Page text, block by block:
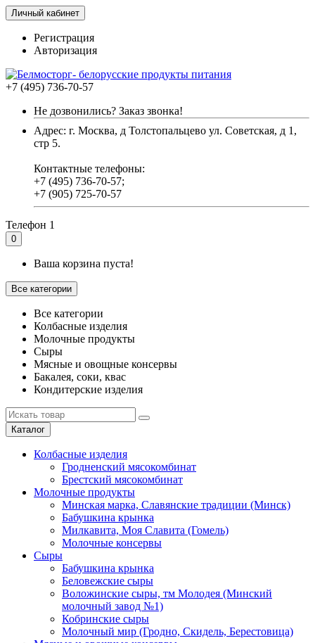
Личный кабинет
Регистрация
Авторизация
+7 (495) 736-70-57
Не дозвонились? Заказ звонка!
Адрес: г. Москва, д Толстопальцево ул. Советская, д 1,
стр 5.
Контактные телефоны:
+7 (495) 736-70-57;
+7 (905) 725-70-57
Телефон 1
0
Ваша корзина пуста!
Все категории
Все категории
Колбасные изделия
Молочные продукты
Сыры
Мясные и овощные консервы
Бакалея, соки, квас
Кондитерские изделия
Каталог
Колбасные изделия
Гродненский мясокомбинат
Брестский мясокомбинат
Молочные продукты
Минская марка, Славянские традиции (Минск)
Бабушкина крынка
Милкавита, Моя Славита (Гомель)
Молочные консервы
Сыры
Бабушкина крынка
Беловежские сыры
Воложинские сыры, тм Молодея (Минский
молочный завод №1)
Кобринские сыры
Молочный мир (Гродно, Скидель, Берестовица)